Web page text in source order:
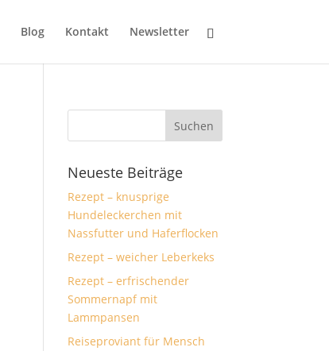
Blog Kontakt Newsletter
Neueste Beiträge
Rezept – knusprige
Hundeleckerchen mit
Nassfutter und Haferflocken
Rezept – weicher Leberkeks
Rezept – erfrischender
Sommernapf mit
Lammpansen
Reiseproviant für Mensch